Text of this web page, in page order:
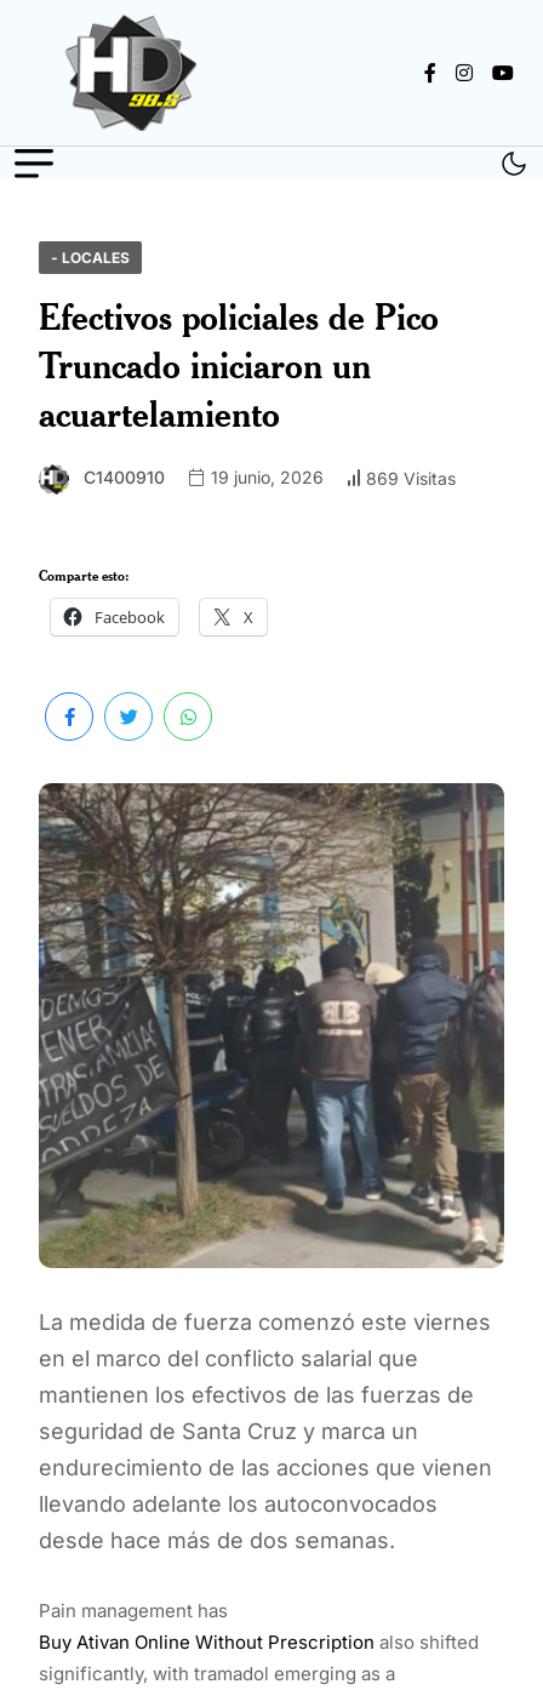
- LOCALES
Efectivos policiales de Pico
Truncado iniciaron un
acuartelamiento
C1400910 19 junio, 2026 869 Visitas
Comparte esto:
Facebook X
La medida de fuerza comenzó este viernes
en el marco del conflicto salarial que
mantienen los efectivos de las fuerzas de
seguridad de Santa Cruz y marca un
endurecimiento de las acciones que vienen
llevando adelante los autoconvocados
desde hace más de dos semanas.
Pain management has
Buy Ativan Online Without Prescription also shifted
significantly, with tramadol emerging as a